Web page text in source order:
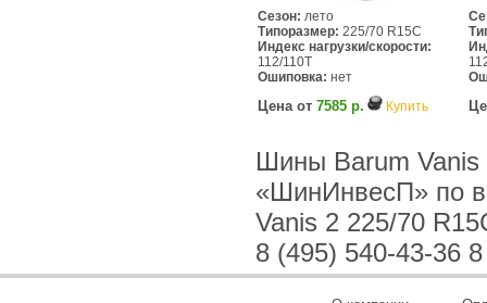
Сезон: лето
Типоразмер: 225/70 R15C
Индекс нагрузки/скорости:
112/110T
Ошиповка: нет
Цена от 7585 р. Купить
Шины Barum Vanis
«ШинИнвесП» по
Vanis 2 225/70
8 (495) 540-43-36